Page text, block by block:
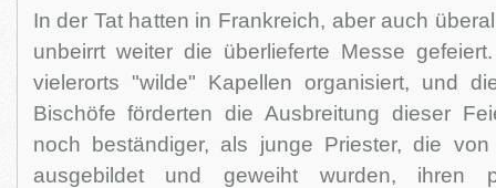
In der Tat hatten in Frankreich, aber auch
unbeirrt weiter die überlieferte Messe
vielerorts "wilde" Kapellen organisiert, und
Bischöfe förderten die Ausbreitung dieser
noch beständiger, als junge Priester, die
ausgebildet und geweiht wurden, ihren